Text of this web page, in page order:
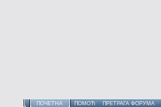
ПОЧЕТНА ПОМОЋ ПРЕТРАГА ФОРУМА